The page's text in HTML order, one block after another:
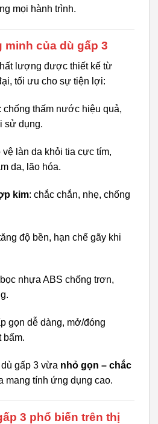
mọi hành trình.
minh của dù gấp 3
lượng được thiết kế từ
tối ưu cho sự tiện lợi:
chống thấm nước hiệu quả,
sử dụng.
vệ làn da khỏi tia cực tím,
da, lão hóa.
kim: chắc chắn, nhẹ, chống
độ bền, hạn chế gãy khi
nhựa ABS chống trơn,
gọn dễ dàng, mở/đóng
bấm.
gấp 3 vừa nhỏ gọn – chắc
mang tính ứng dụng cao.
3 phổ biến trên thị